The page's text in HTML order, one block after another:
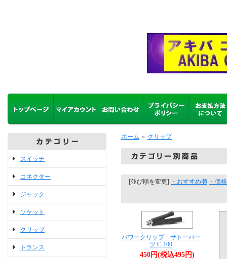
スイッチ
コネクター
ジャック
ソケット
クリップ
トランス
ホーム ＞ クリップ
[並び順を変更] ・おすすめ順 ・価
パワークリップ サトーパー
ツ C-100
450円(税込495円)